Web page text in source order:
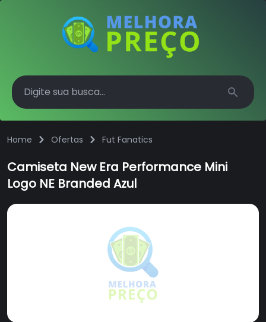
Search
Home Ofertas Fut Fanatics
Camiseta New Era Performance Mini
Logo NE Branded Azul